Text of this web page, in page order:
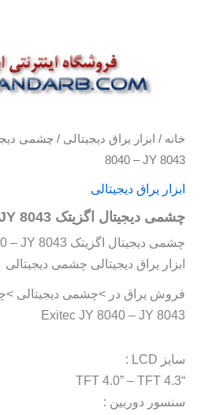
خانه / ابزار یراق دیجیتالی
8040 – JY 8043
ابزار یراق دیجیتالی
چشمی دیجیتال اگزیتک Exitec JY 8040 – JY 8043
ابزار یراق دیجیتالی چشمی دیجیتالی
فروش یراق در >چشمی دیجیتالی
Exitec JY 8040 – JY 8043
سایز LCD :
“4.3 TFT 4.0” – TFT
سنسور دوربین :